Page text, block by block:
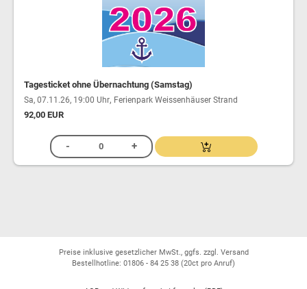
Tagesticket ohne Übernachtung (Samstag)
Sa, 07.11.26, 19:00 Uhr, Ferienpark Weissenhäuser Strand
92,00 EUR
Preise inklusive gesetzlicher MwSt., ggfs. zzgl. Versand
Bestellhotline: 01806 - 84 25 38 (20ct pro Anruf)